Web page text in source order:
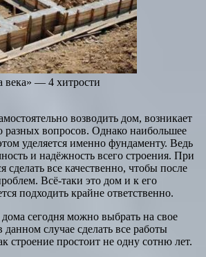
века» — 4 хитрости
возводить дом, возникает
разных вопросов. Однако наибольшее
уделяется именно фундаменту. Ведь
и надёжность всего строения. При
сделать все качественно, чтобы после
Всё-таки это дом и к его
подходить крайне ответственно.
сегодня можно выбрать на свое
случае сделать все работы
строение простоит не одну сотню лет.